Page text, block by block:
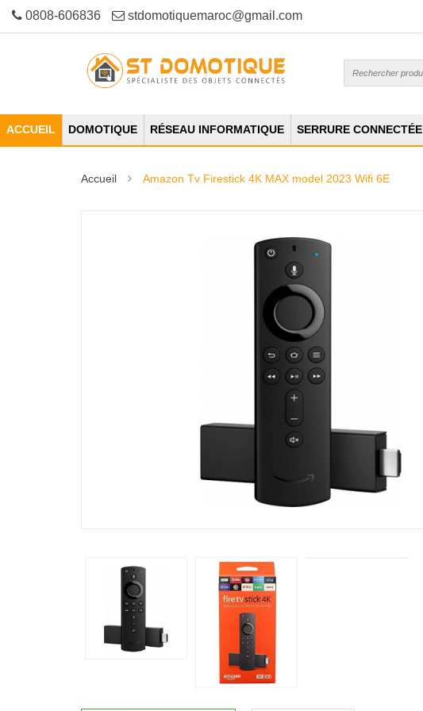
0808-606836 stdomotiquemaroc@gmail.com
ACCUEIL DOMOTIQUE RÉSEAU INFORMATIQUE SERRURE CONNECTÉE
Accueil Amazon Tv Firestick 4K MAX model 2023 Wifi 6E